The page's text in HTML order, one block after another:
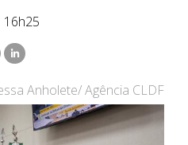
16h25
Anholete/ Agência CLDF